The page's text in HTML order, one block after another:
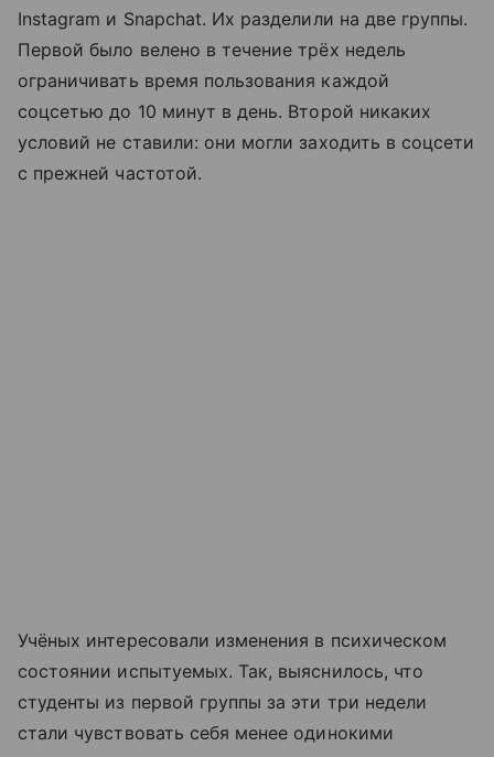
Instagram и Snapchat. Их разделили на две группы.
Первой было велено в течение трёх недель
ограничивать время пользования каждой
соцсетью до 10 минут в день. Второй никаких
условий не ставили: они могли заходить в соцсети
с прежней частотой.
Учёных интересовали изменения в психическом
состоянии испытуемых. Так, выяснилось, что
студенты из первой группы за эти три недели
стали чувствовать себя менее одинокими